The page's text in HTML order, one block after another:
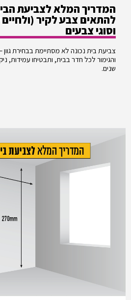
להתאים צבע לקיר
וסוגי צבעים
צביעת בית נכונה לא מסתיימת בבחירת
והגימור לכל חדר בבית, ותבטיחו עמידות,
שנים.